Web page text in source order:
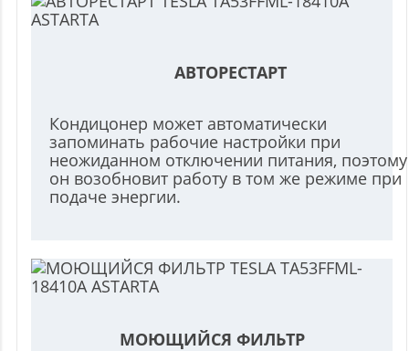
АВТОРЕСТАРТ
Кондицонер может автоматически
запоминать рабочие настройки при
неожиданном отключении питания, поэтому
он возобновит работу в том же режиме при
подаче энергии.
МОЮЩИЙСЯ ФИЛЬТР